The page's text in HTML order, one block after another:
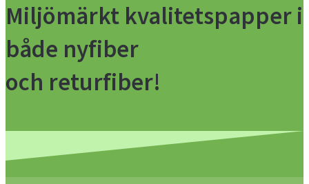
Miljömärkt kvalitetspapper i
både nyfiber
och returfiber!